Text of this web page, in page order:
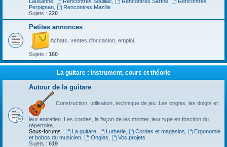
Perpignan
Rencontres Mazille
Sujets : 220
Petites annonces
Achats, ventes d'occasion, emploi.
Sujets : 160
La guitare : instrument, cours et théorie
Autour de la guitare
Construction, utilisation, technique de jeu. Les ongles, les doigts et
leur entretien. Les cordes, la façon de les monter, leur type en fonction du
répertoire, ...
Sous-forums :
La guitare, Lutherie, Cordes et magasins
Ergonomie
et bobos du musicien
Ongles
Vos projets
Sujets : 619